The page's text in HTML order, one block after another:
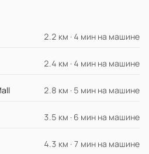
2.2 км · 4 мин на машине
2.4 км · 4 мин на машине
2.8 км · 5 мин на машине
3.5 км · 6 мин на машине
4.3 км · 7 мин на машине